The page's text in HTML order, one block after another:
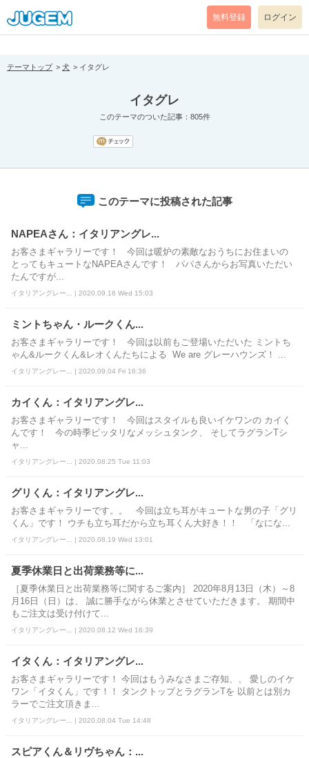
[pear_error: message="Success" code=0 mode=return level=notice
prefix="" info=""]
無料登録 ログイン
テーマトップ 犬 イタグレ
イタグレ
このテーマのついた記事：805件
このテーマに投稿された記事
NAPEAさん：イタリアングレ...
お客さまギャラリーです！ 今回は暖炉の素敵なおうちにお住まいの
とってもキュートなNAPEAさんです！ パパさんからお写真いただい
たんですが...
イタリアングレー... | 2020.09.16 Wed 15:03
ミントちゃん・ルークくん...
お客さまギャラリーです！ 今回は以前もご登場いただいた ミントち
ゃん&ルークくん&レオくんたちによる We are グレーハウンズ！ ...
イタリアングレー... | 2020.09.04 Fri 16:36
カイくん：イタリアングレ...
お客さまギャラリーです！ 今回はスタイルも良いイケワンの カイく
んです！ 今の時季ピッタリなメッシュタンク、 そしてラグランTシ
ャ...
イタリアングレー... | 2020.08.25 Tue 11:03
グリくん：イタリアングレ...
お客さまギャラリーです。。 今回は立ち耳がキュートな男の子「グリ
くん」です！ ウチも立ち耳だから立ち耳くん大好き！！ 「なにな...
イタリアングレー... | 2020.08.19 Wed 13:01
夏季休業日と出荷業務等に...
［夏季休業日と出荷業務等に関するご案内］ 2020年8月13日（木）～8
月16日（日）は、 誠に勝手ながら休業とさせていただきます。 期間中
もご注文は受け付けて...
イタリアングレー... | 2020.08.12 Wed 16:39
イタくん：イタリアングレ...
お客さまギャラリーです！ 今回はもうみなさまご存知、、 愛しのイケ
ワン「イタくん」です！！ タンクトップとラグランTを 以前とは別カ
ラーでご注文頂きま...
イタリアングレー... | 2020.08.04 Tue 14:48
スピアくん＆リヴちゃん：...